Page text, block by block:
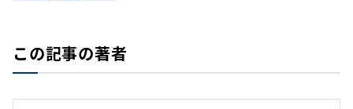
この記事の著者